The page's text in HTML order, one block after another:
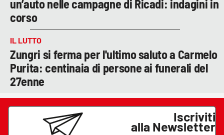
un’auto nelle campagne di Ricadi: indagini in
corso
IL LUTTO
Zungri si ferma per l'ultimo saluto a Carmelo
Purita: centinaia di persone ai funerali del
27enne
Iscriviti
alla Newsletter